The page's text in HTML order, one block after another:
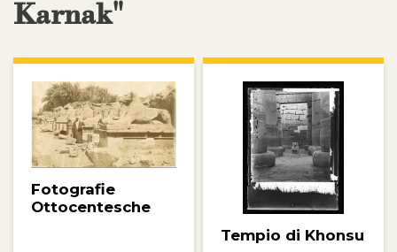
Karnak"
Fotografie
Ottocentesche
Tempio di Khonsu